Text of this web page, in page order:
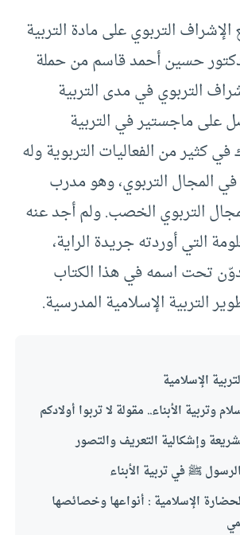
التربوي على مادة التربية
حسين أحمد قاسم من حملة
التربوي في مدى التربية
على ماجستير في التربية
كثير من الفعاليات التربوية وله
المجال التربوي، وهو مدرب
التربوي الخصب. ولم أجد عنه
التي أوردته جريدة الراية،
دوّن تحت اسمه في هذا الكتاب
التربية الإسلامية المدرسية.
الإسلامية
وتربية الأبناء.. مقولة لا تربوا أولادكم
وإشكالية التعريف والتصور
الإسلامية : أنواعها وخصائصها